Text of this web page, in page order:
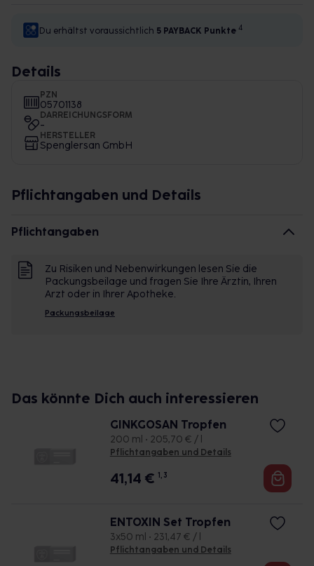
Du erhältst voraussichtlich 5 PAYBACK Punkte 4
Details
PZN
05701138
DARREICHUNGSFORM
-
HERSTELLER
Spenglersan GmbH
Pflichtangaben und Details
Pflichtangaben
Zu Risiken und Nebenwirkungen lesen Sie die
Packungsbeilage und fragen Sie Ihre Ärztin, Ihren
Arzt oder in Ihrer Apotheke.
Packungsbeilage
Das könnte Dich auch interessieren
GINKGOSAN Tropfen
200 ml • 205,70 € / l
Pflichtangaben und Details
41,14 € 1, 3
ENTOXIN Set Tropfen
3x50 ml • 231,47 € / l
Pflichtangaben und Details